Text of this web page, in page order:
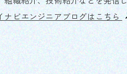
ナビエンジニアブログはこちら​